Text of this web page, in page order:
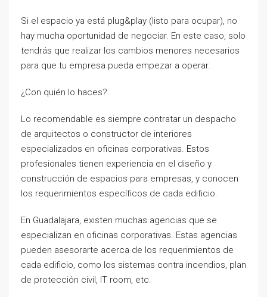
Si el espacio ya está plug&play (listo para ocupar), no
hay mucha oportunidad de negociar. En este caso, solo
tendrás que realizar los cambios menores necesarios
para que tu empresa pueda empezar a operar.
¿Con quién lo haces?
Lo recomendable es siempre contratar un despacho
de arquitectos o constructor de interiores
especializados en oficinas corporativas. Estos
profesionales tienen experiencia en el diseño y
construcción de espacios para empresas, y conocen
los requerimientos específicos de cada edificio.
En Guadalajara, existen muchas agencias que se
especializan en oficinas corporativas. Estas agencias
pueden asesorarte acerca de los requerimientos de
cada edificio, como los sistemas contra incendios, plan
de protección civil, IT room, etc.